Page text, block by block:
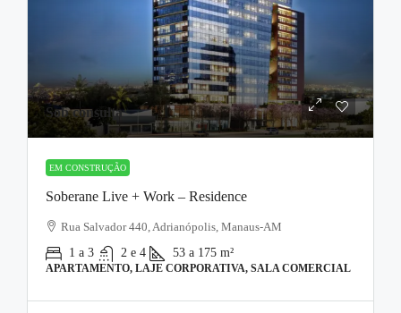
Sob consulta
EM CONSTRUÇÃO
Soberane Live + Work – Residence
Rua Salvador 440, Adrianópolis, Manaus-AM
1 a 3
2 e 4 53 a 175 m²
APARTAMENTO, LAJE CORPORATIVA, SALA COMERCIAL